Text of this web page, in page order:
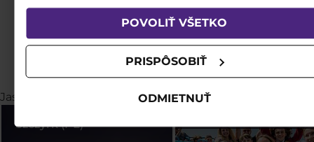
POVOLIŤ VŠETKO
PRISPÔSOBIŤ
ODMIETNUŤ
Bešeňová (SK) Bešeňová
Jasná (SK)
Szczyrk (PL)